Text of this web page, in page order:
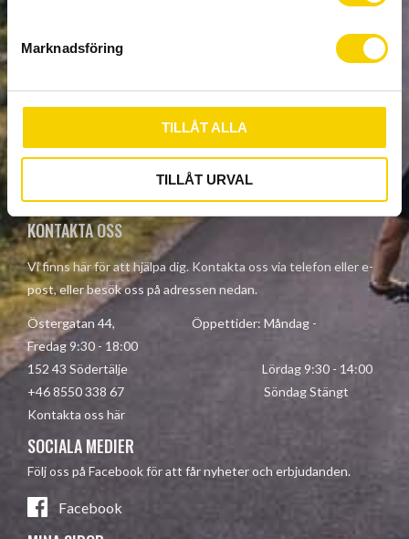
s
v
a
l
Marknadsföring
TILLÅT ALLA
TILLÅT URVAL
Your personal information is processed in accordance with our
privacy policy.
KONTAKTA OSS
Vi finns här för att hjälpa dig. Kontakta oss via telefon eller e-
post, eller besök oss på adressen nedan.
Östergatan 44, Öppettider: Måndag -
Fredag 9:30 - 18:00
152 43 Södertälje Lördag 9:30 - 14:00
+46 8550 338 67 Söndag Stängt
Kontakta oss här
SOCIALA MEDIER
Följ oss på Facebook för att får nyheter och erbjudanden.
Facebook